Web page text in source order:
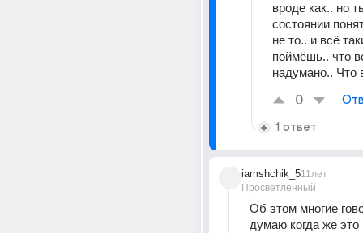
вроде как.. но
состоянии
не то.. и всё
поймёшь.. что
надумано.. Что
0
1 ответ
iamshchik_5
Просветленный
11лет
Об этом многие
думаю когда же это